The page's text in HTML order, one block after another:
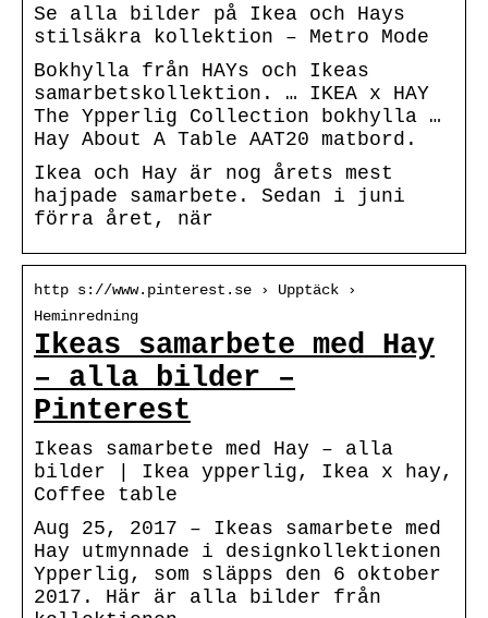
Se alla bilder på Ikea och Hays
stilsäkra kollektion – Metro Mode
Bokhylla från HAYs och Ikeas
samarbetskollektion. … IKEA x HAY
The Ypperlig Collection bokhylla …
Hay About A Table AAT20 matbord.
Ikea och Hay är nog årets mest
hajpade samarbete. Sedan i juni
förra året, när
http s://www.pinterest.se › Upptäck ›
Heminredning
Ikeas samarbete med Hay
– alla bilder –
Pinterest
Ikeas samarbete med Hay – alla
bilder | Ikea ypperlig, Ikea x hay,
Coffee table
Aug 25, 2017 – Ikeas samarbete med
Hay utmynnade i designkollektionen
Ypperlig, som släpps den 6 oktober
2017. Här är alla bilder från